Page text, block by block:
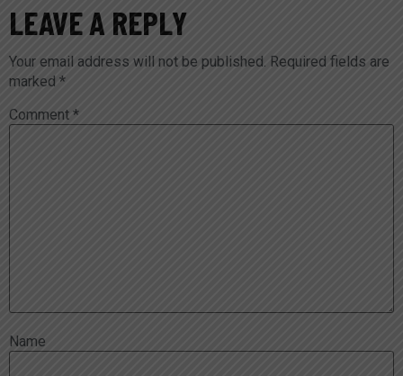
LEAVE A REPLY
Your email address will not be published. Required fields are
marked *
Comment *
Name